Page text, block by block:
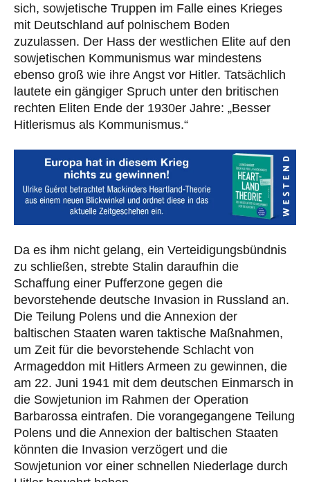
sich, sowjetische Truppen im Falle eines Krieges
mit Deutschland auf polnischem Boden
zuzulassen. Der Hass der westlichen Elite auf den
sowjetischen Kommunismus war mindestens
ebenso groß wie ihre Angst vor Hitler. Tatsächlich
lautete ein gängiger Spruch unter den britischen
rechten Eliten Ende der 1930er Jahre: „Besser
Hitlerismus als Kommunismus.“
Da es ihm nicht gelang, ein Verteidigungsbündnis
zu schließen, strebte Stalin daraufhin die
Schaffung einer Pufferzone gegen die
bevorstehende deutsche Invasion in Russland an.
Die Teilung Polens und die Annexion der
baltischen Staaten waren taktische Maßnahmen,
um Zeit für die bevorstehende Schlacht von
Armageddon mit Hitlers Armeen zu gewinnen, die
am 22. Juni 1941 mit dem deutschen Einmarsch in
die Sowjetunion im Rahmen der Operation
Barbarossa eintrafen. Die vorangegangene Teilung
Polens und die Annexion der baltischen Staaten
könnten die Invasion verzögert und die
Sowjetunion vor einer schnellen Niederlage durch